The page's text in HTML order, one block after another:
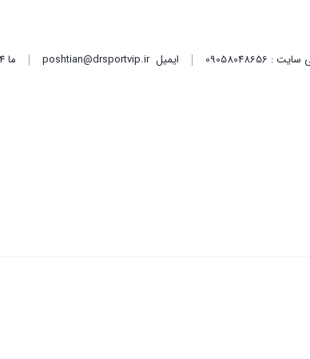
ایمیلposhtian@drsportvip.ir ما 24 ساعته 7 روز هفته پاسخگوی شما هستیم.